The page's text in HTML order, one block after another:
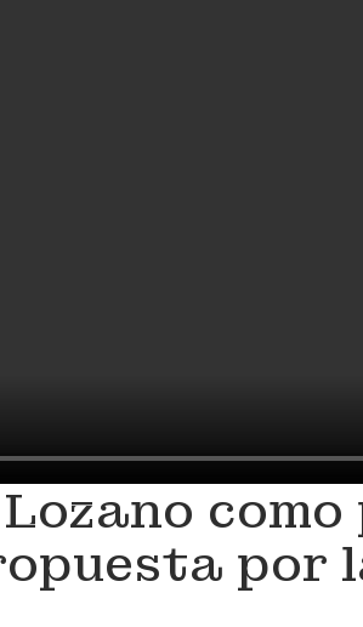
como
por